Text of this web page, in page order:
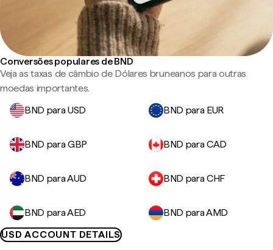
Conversões populares de BND
Veja as taxas de câmbio de Dólares bruneanos para outras
moedas importantes.
BND para USD
BND para EUR
BND para GBP BND para CAD
BND para AUD BND para CHF
BND para AED
BND para AMD
USD ACCOUNT DETAILS